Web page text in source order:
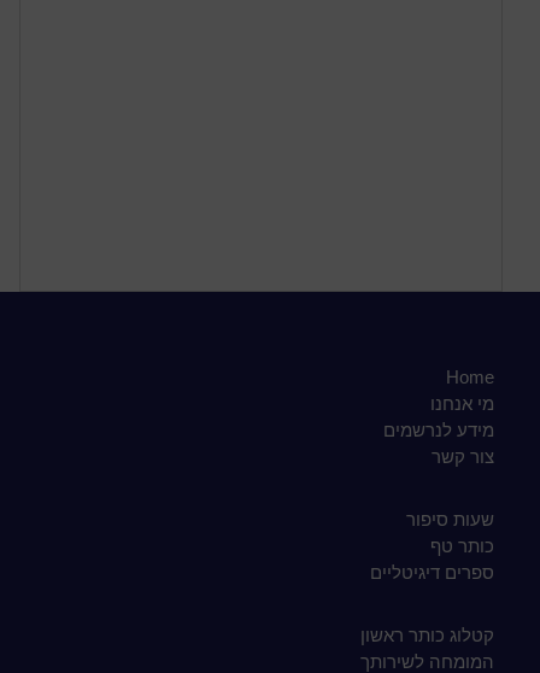
Home
מי אנחנו
מידע לנרשמים
צור קשר
שעות סיפור
כותר טף
ספרים דיגיטליים
קטלוג כותר ראשון
המומחה לשירותך